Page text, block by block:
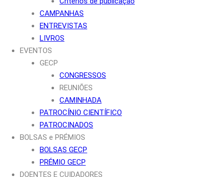
CAMPANHAS
ENTREVISTAS
LIVROS
EVENTOS
GECP
CONGRESSOS
REUNIÕES
CAMINHADA
PATROCÍNIO CIENTÍFICO
PATROCINADOS
BOLSAS e PRÉMIOS
BOLSAS GECP
PRÉMIO GECP
DOENTES E CUIDADORES